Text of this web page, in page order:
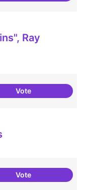
Ray
Vote"There Will Come
VoteLectures de